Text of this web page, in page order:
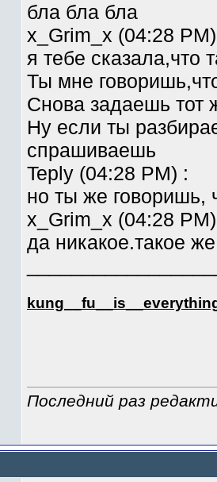
бла бла бла
x_Grim_x (04:28
я тебе сказала,что
Ты мне
Снова задаешь тот
Ну если ты
спрашиваешь
Teply (04:28 PM) :
но ты же говоришь,
x_Grim_x (04:28
да никакое.такое
kung_ _fu_ _is_
Последний раз